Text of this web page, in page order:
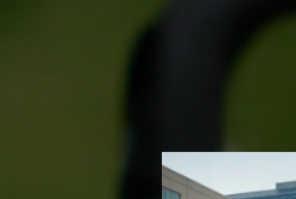
Related